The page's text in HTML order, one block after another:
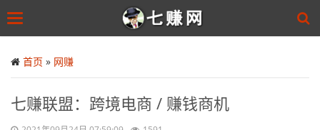
to
main
Toggle
首页 » 网赚
七赚联盟：跨境电商 / 赚钱商机